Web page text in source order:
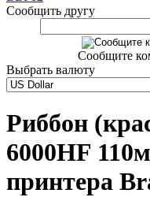
Сообщить другу
Сообщите
Выбрать валюту
Риббон
6000HF
принтера